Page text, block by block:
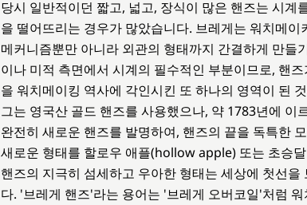
당시 일반적이던 짧고, 넓고, 장식이 많은 핸즈는 시계
을 떨어뜨리는 경우가 많았습니다. 브레게는 워치메
메커니즘뿐만 아니라 외관의 형태까지 간결하게 만들
이나 미적 측면에서 시계의 필수적인 부분이므로, 핸
을 워치메이킹 역사에 각인시킨 또 하나의 영역이 된
그는 영국산 골드 핸즈를 사용했으나, 약 1783년에 이
완전히 새로운 핸즈를 발명하여, 핸즈의 끝을 독특한
새로운 형태를 할로우 애플(hollow apple) 또는 초승
핸즈의 지극히 섬세하고 우아한 형태는 세상에 첫선
다. '브레게 핸즈'라는 용어는 '브레게 오버코일'처럼